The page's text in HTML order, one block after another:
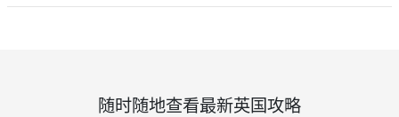
随时随地查看最新英国攻略